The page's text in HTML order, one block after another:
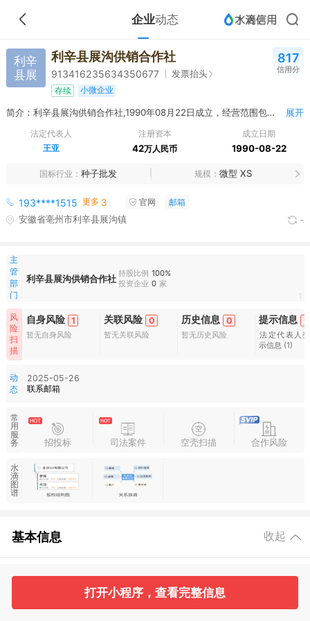
企业动态
利辛
县展
利辛县展沟供销合作社
913416235634350677 发票抬头
存续 小微企业
817
信用分
简介：利辛县展沟供销合作社,1990年08月22日成立，经营范围包括一般项目：家用电器销售；日用百货销售；日用家电零售；摩托车及零配件零售；摩托车及零配件批发；针纺织品及原料销售；农副产品销售；再生资源回收（除生产性废旧金属）；煤炭及制品销售（除许可业务外，可自主依法经营法律法规非禁止或限制的项目） 展开
法定代表人
王亚
注册资本
42万人民币
成立日期
1990-08-22
国标行业 种子批发 规模 微型 XS
193****1515 更多 3 官网 邮箱
安徽省亳州市利辛县展沟镇 -
主
管
部
门
利辛县展沟供销合作社 持股比例 100%
投资企业 0 家
1
风
险
扫
描
自身风险 1
暂无自身风险
关联风险 0
暂无关联风险
历史信息 0
暂无历史风险
提示信息 1
法定代表人
示信息 (1)
动
态
2025-05-26
联系邮箱
常
用
服
务
招投标 司法案件 空壳扫描 合作风险
水
滴
图
谱
基本信息 收起
工商信息 主管部门信息 主要人员 对外投资
打开小程序，查看完整信息